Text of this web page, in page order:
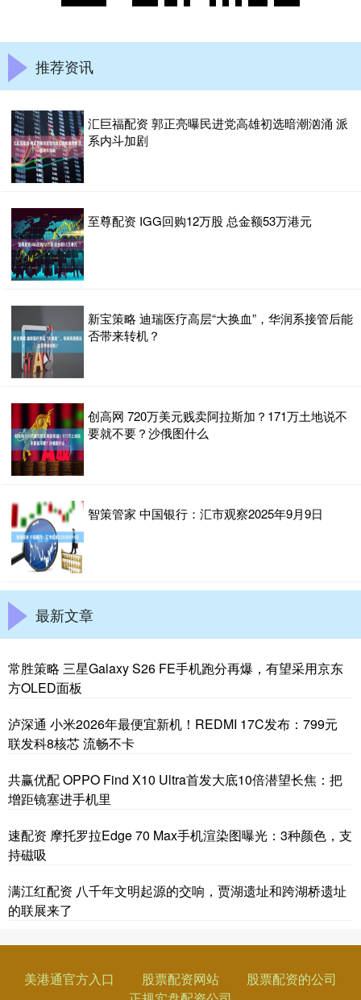
推荐资讯
汇巨福配资 郭正亮曝民进党高雄初选暗潮汹涌 派
系内斗加剧
至尊配资 IGG回购12万股 总金额53万港元
新宝策略 迪瑞医疗高层“大换血”，华润系接管后能
否带来转机？
创高网 720万美元贱卖阿拉斯加？171万土地说不
要就不要？沙俄图什么
智策管家 中国银行：汇市观察2025年9月9日
最新文章
常胜策略 三星Galaxy S26 FE手机跑分再爆，有望采用京东
方OLED面板
泸深通 小米2026年最便宜新机！REDMI 17C发布：799元
联发科8核芯 流畅不卡
共赢优配 OPPO Find X10 Ultra首发大底10倍潜望长焦：把
增距镜塞进手机里
速配资 摩托罗拉Edge 70 Max手机渲染图曝光：3种颜色，支
持磁吸
满江红配资 八千年文明起源的交响，贾湖遗址和跨湖桥遗址
的联展来了
美港通官方入口 股票配资网站
股票配资的公司